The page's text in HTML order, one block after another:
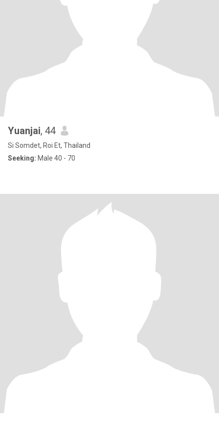
Yuanjai, 44
Si Somdet, Roi Et, Thailand
Seeking: Male 40 - 70